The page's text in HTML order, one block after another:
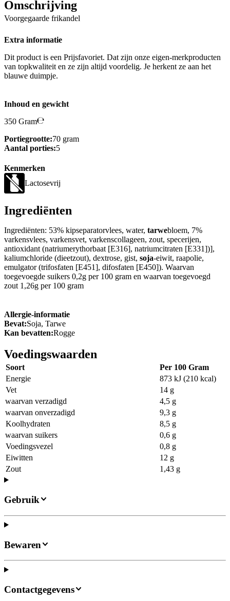
Omschrijving
Voorgegaarde frikandel
Extra informatie
Dit product is een Prijsfavoriet. Dat zijn onze eigen-merkproducten
van topkwaliteit en ze zijn altijd voordelig. Je herkent ze aan het
blauwe duimpje.
Inhoud en gewicht
350 Gram
Portiegrootte:70 gram
Aantal porties:5
Kenmerken
Lactosevrij
Ingrediënten
Ingrediënten: 53% kipseparatorvlees, water, tarwebloem, 7%
varkensvlees, varkensvet, varkenscollageen, zout, specerijen,
antioxidant (natriumerythorbaat [E316], natriumcitraten [E331])],
kaliumchloride (dieetzout), dextrose, gist, soja-eiwit, raapolie,
emulgator (trifosfaten [E451], difosfaten [E450]). Waarvan
toegevoegde suikers 0,2g per 100 gram en waarvan toegevoegd
zout 1,26g per 100 gram
Allergie-informatie
Bevat:Soja, Tarwe
Kan bevatten:Rogge
Voedingswaarden
Soort
Per 100 Gram
Energie
873 kJ (210 kcal)
Vet
14 g
waarvan verzadigd
4,5 g
waarvan onverzadigd
9,3 g
Koolhydraten
8,5 g
waarvan suikers
0,6 g
Voedingsvezel
0,8 g
Eiwitten
12 g
Zout
1,43 g
Gebruik
Bewaren
Contactgegevens